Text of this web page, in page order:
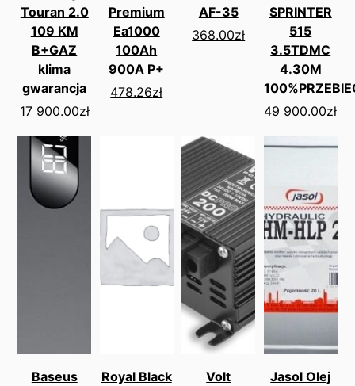
Touran 2.0
109 KM
B+GAZ
klima
gwarancja
17 900.00zł
Premium
Ea1000
100Ah
900A P+
478.26zł
AF-35
368.00zł
SPRINTER
515
3.5TDMC
4.30M
49 900.00zł
Baseus
Royal Black
Volt
Jasol Olej